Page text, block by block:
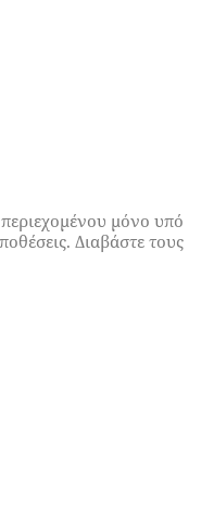
μόνο υπό
Διαβάστε τους